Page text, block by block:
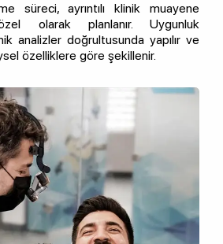
süreci, ayrıntılı klinik muayene
olarak planlanır. Uygunluk
analizler doğrultusunda yapılır ve
özelliklere göre şekillenir.